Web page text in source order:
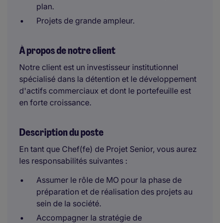
plan.
Projets de grande ampleur.
À propos de notre client
Notre client est un investisseur institutionnel
spécialisé dans la détention et le développement
d'actifs commerciaux et dont le portefeuille est
en forte croissance.
Description du poste
En tant que Chef(fe) de Projet Senior, vous aurez
les responsabilités suivantes :
Assumer le rôle de MO pour la phase de
préparation et de réalisation des projets au
sein de la société.
Accompagner la stratégie de